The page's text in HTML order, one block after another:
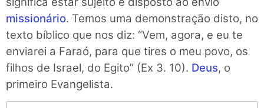
missionário. Temos uma demonstração disto, no
texto bíblico que nos diz: “Vem, agora, e eu te
enviarei a Faraó, para que tires o meu povo, os
filhos de Israel, do Egito” (Ex 3. 10). Deus, o
primeiro Evangelista.